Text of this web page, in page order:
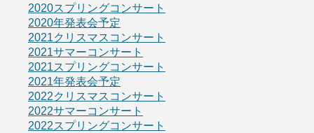
2020スプリングコンサート
2020年発表会予定
2021クリスマスコンサート
2021サマーコンサート
2021スプリングコンサート
2021年発表会予定
2022クリスマスコンサート
2022サマーコンサート
2022スプリングコンサート